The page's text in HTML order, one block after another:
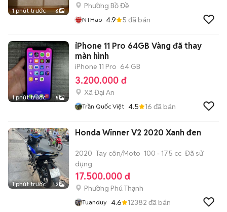
1 phút trước 6
Phường Bồ Đề
NTHao 4.9 5 đã bán
1 phút trước 5
iPhone 11 Pro 64GB Vàng đã thay
màn hình
iPhone 11 Pro 64 GB
3.200.000 đ
Xã Đại An
Trần Quốc Việt 4.5 16 đã bán
1 phút trước 2
Honda Winner V2 2020 Xanh đen
2020 Tay côn/Moto 100 - 175 cc Đã sử
dụng
17.500.000 đ
Phường Phú Thạnh
Tuanduy 4.6 12382 đã bán